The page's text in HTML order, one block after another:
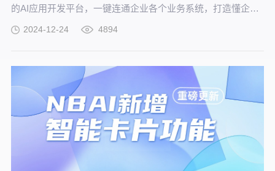
的AI应用开发平台，一键连通企业各个业务系统，打造懂企业
2024-12-24 4894